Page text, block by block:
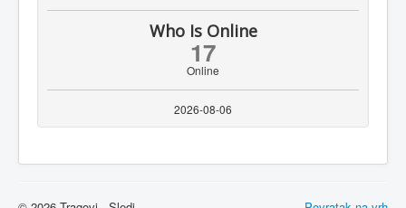
Who Is Online
17
Online
2026-08-06